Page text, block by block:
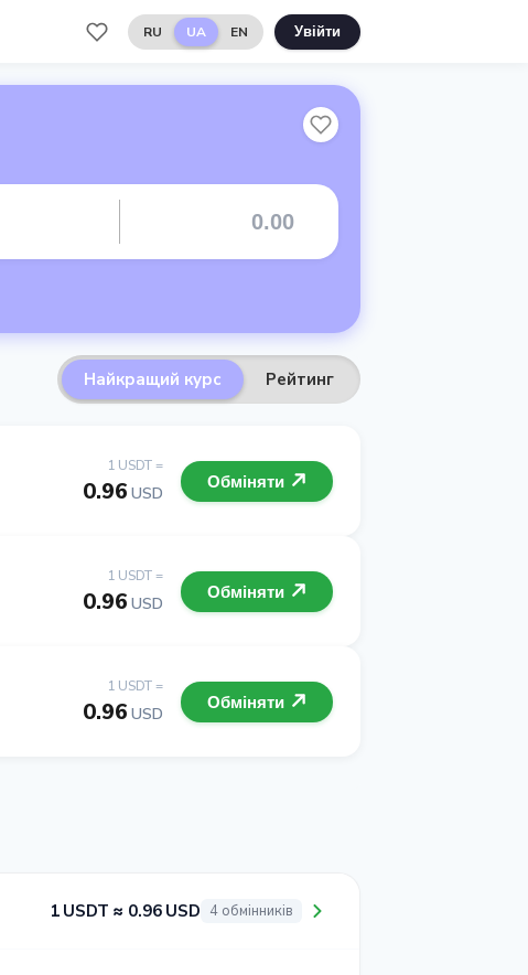
RU UA EN Увійти
Найкращий курс Рейтинг
1 USDT =
0.96 USD
Обміняти
1 USDT =
0.96 USD
Обміняти
1 USDT =
0.96 USD
Обміняти
1 USDT ≈ 0.96 USD 4 обмінників